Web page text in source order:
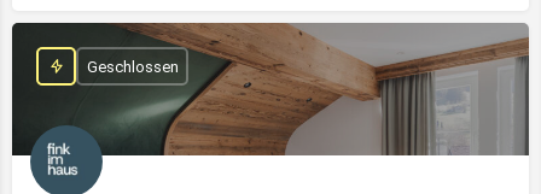
Geschlossen